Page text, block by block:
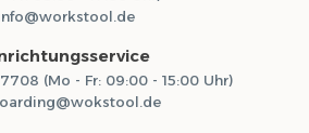
(Mo - Fr: 09:00 - 15:00 Uhr)